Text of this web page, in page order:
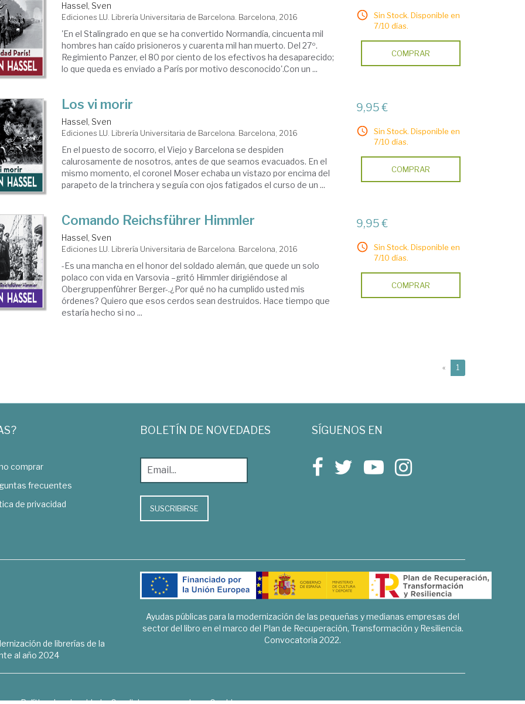
Hassel, Sven
Ediciones LU. Librería Universitaria de Barcelona. Barcelona, 2016
'En el Stalingrado en que se ha convertido Normandía, cincuenta mil
hombres han caído prisioneros y cuarenta mil han muerto. Del 27º.
Regimiento Panzer, el 80 por ciento de los efectivos ha desaparecido;
lo que queda es enviado a París por motivo desconocido'.Con un ...
Sin Stock. Disponible en
7/10 días.
COMPRAR
Los vi morir
Hassel, Sven
Ediciones LU. Librería Universitaria de Barcelona. Barcelona, 2016
En el puesto de socorro, el Viejo y Barcelona se despiden
calurosamente de nosotros, antes de que seamos evacuados. En el
mismo momento, el coronel Moser echaba un vistazo por encima del
parapeto de la trinchera y seguía con ojos fatigados el curso de un ...
9,95 €
Sin Stock. Disponible en
7/10 días.
COMPRAR
Comando Reichsführer Himmler
Hassel, Sven
Ediciones LU. Librería Universitaria de Barcelona. Barcelona, 2016
-Es una mancha en el honor del soldado alemán, que quede un solo
polaco con vida en Varsovia –gritó Himmler dirigiéndose al
Obergruppenführer Berger-.¿Por qué no ha cumplido usted mis
órdenes? Quiero que esos cerdos sean destruidos. Hace tiempo que
estaría hecho si no ...
9,95 €
Sin Stock. Disponible en
7/10 días.
COMPRAR
« 1
comprar
frecuentes
de privacidad
BOLETÍN DE NOVEDADES
SUSCRIBIRSE
SÍGUENOS EN
de librerías de la
al año 2024
Ayudas públicas para la modernización de las pequeñas y medianas empresas del
sector del libro en el marco del Plan de Recuperación, Transformación y Resiliencia.
Convocatoria 2022.